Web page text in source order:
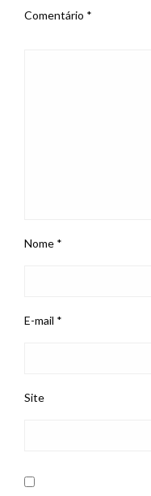
Comentário *
Nome *
E-mail *
Site